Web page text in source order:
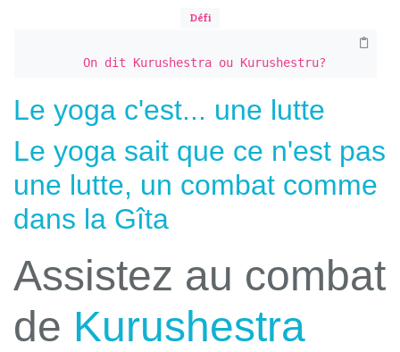
Défi
On dit Kurushestra ou Kurushestru?
Le yoga c'est... une lutte
Le yoga sait que ce n'est pas
une lutte, un combat comme
dans la Gîta
Assistez au combat
de Kurushestra